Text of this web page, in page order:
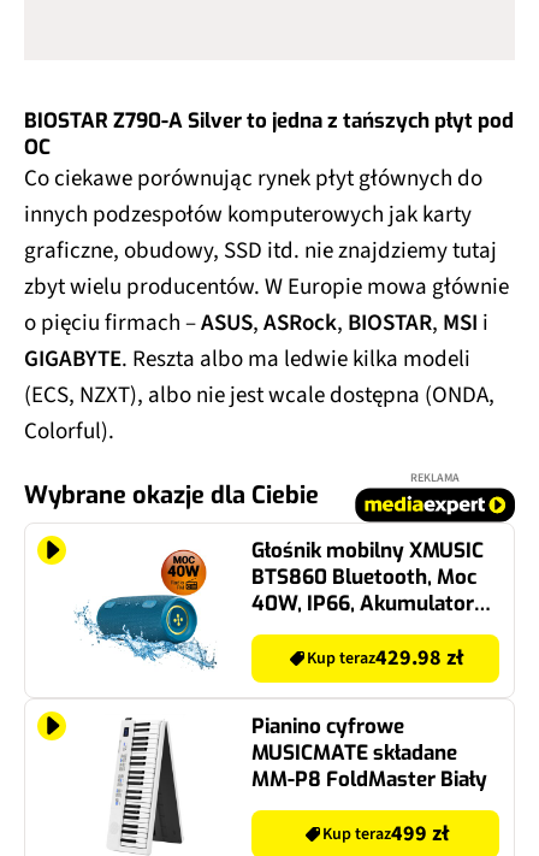
BIOSTAR Z790-A Silver to jedna z tańszych płyt pod
OC
Co ciekawe porównując rynek płyt głównych do
innych podzespołów komputerowych jak karty
graficzne, obudowy, SSD itd. nie znajdziemy tutaj
zbyt wielu producentów. W Europie mowa głównie
o pięciu firmach –ASUS,ASRock, BIOSTAR, MSI i
GIGABYTE. Reszta albo ma ledwie kilka modeli
(ECS, NZXT), albo nie jest wcale dostępna (ONDA,
Colorful).
Wybrane okazje dla Ciebie
REKLAMA
Głośnik mobilny XMUSIC
BTS860 Bluetooth, Moc
40W, IP66, Akumulator
5000 mAh, Radio FM,
NiebieskiKup teraz429.98 zł
Pianino cyfrowe
MUSICMATE składane
MM-P8 FoldMaster Biały
Kup teraz499 zł